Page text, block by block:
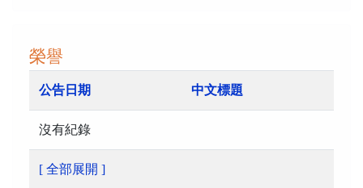
榮譽
公告日期 中文標題
沒有紀錄
[ 全部展開 ]